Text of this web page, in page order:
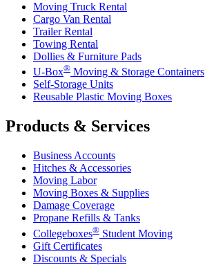
Moving Truck Rental
Cargo Van Rental
Trailer Rental
Towing Rental
Dollies & Furniture Pads
U-Box® Moving & Storage Containers
Self-Storage Units
Reusable Plastic Moving Boxes
Products & Services
Business Accounts
Hitches & Accessories
Moving Labor
Moving Boxes & Supplies
Damage Coverage
Propane Refills & Tanks
Collegeboxes® Student Moving
Gift Certificates
Discounts & Specials